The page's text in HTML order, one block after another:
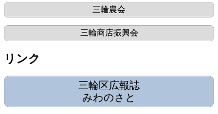
三輪農会
三輪商店振興会
リンク
三輪区広報誌
みわのさと